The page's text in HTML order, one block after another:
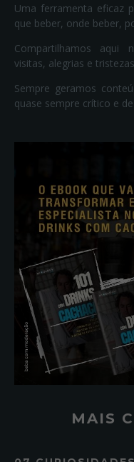
Uma ferramenta eficaz
que beber, onde beber,
Compartilhamos aqui
visitas, alegrias e
Sempre geramos
quase sempre crítico e
MAIS